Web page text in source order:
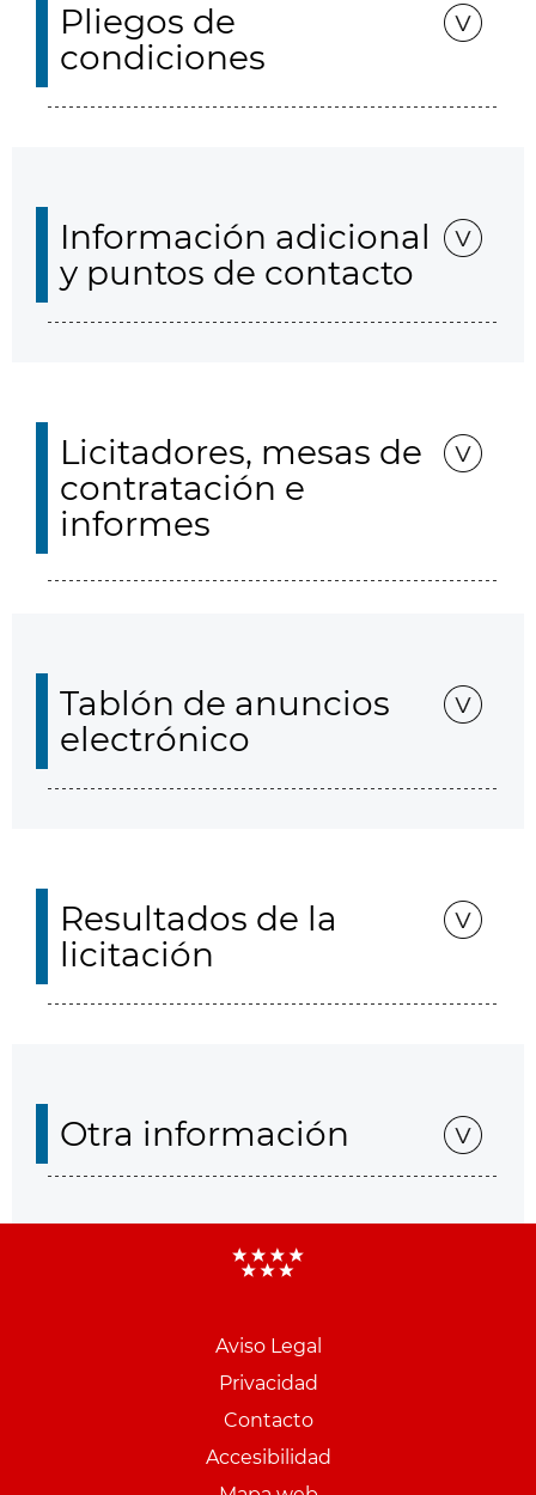
Pliegos de
condiciones
Información adicional
y puntos de contacto
Licitadores, mesas de
contratación e
informes
Tablón de anuncios
electrónico
Resultados de la
licitación
Otra información
Aviso Legal
Privacidad
Contacto
Accesibilidad